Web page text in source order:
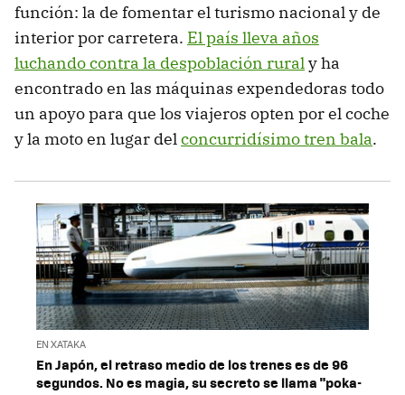
función: la de fomentar el turismo nacional y de
interior por carretera. El país lleva años
luchando contra la despoblación ruraly ha
encontrado en las máquinas expendedoras todo
un apoyo para que los viajeros opten por el coche
y la moto en lugar delconcurridísimo tren bala.
EN XATAKA
En Japón, el retraso medio de los trenes es de 96
segundos. No es magia, su secreto se llama "poka-